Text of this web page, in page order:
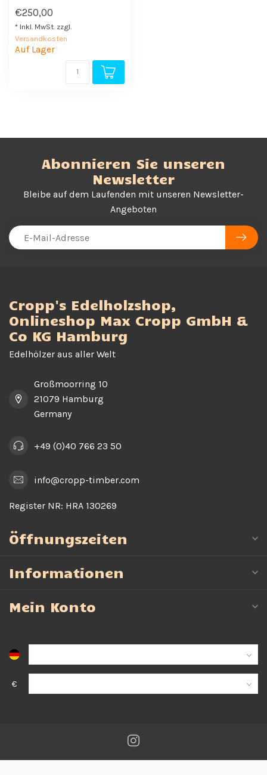
€250,00
* Inkl. MwSt. zzgl.
Versandkosten
Auf Lager
Abonnieren Sie unseren
Newsletter
Bleibe auf dem Laufenden mit unseren Newsletter-
Angeboten
Cropp's Edelholzshop,
Onlineshop Max Cropp GmbH &
Co KG Hamburg
Edelhölzer aus aller Welt
Großmoorring 10
21079 Hamburg
Germany
+49 (0)40 766 23 50
info@cropp-timber.com
Register NR: HRA 130269
Öffnungszeiten
Informationen
Mein Konto
€